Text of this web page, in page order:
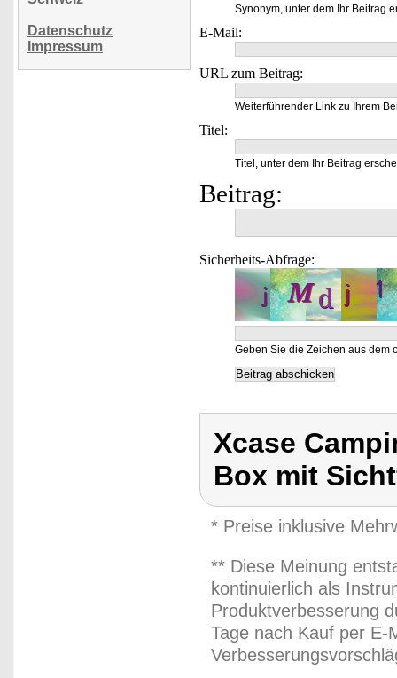
Datenschutz
Impressum
Synonym, unter dem Ihr Beitrag
E-Mail:
URL zum Beitrag:
Weiterführender Link zu Ihrem
Titel:
Titel, unter dem Ihr Beitrag
Beitrag:
Sicherheits-Abfrage:
Geben Sie die Zeichen aus dem
Xcase
Box mit
* Preise inklusive
** Diese Meinung
kontinuierlich als
Produktverbesserung
Tage nach Kauf per E-